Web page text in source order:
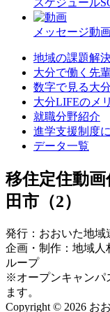
スケジュール
メッセージ動
地域の課題解
大分で働く先
数字で見る大
大分LIFEのメ
就職分野紹介
進学支援制度
データ一覧
移住定住動
田市（2）
発行：おおいた地域
企画・制作：地域人
ループ
※オープンキャンパ
ます。
Copyright © 2026 お